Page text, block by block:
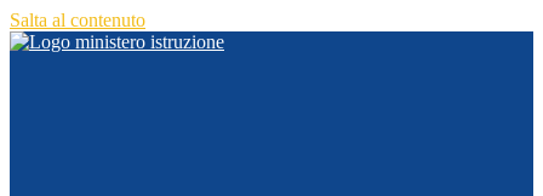
Salta al contenuto